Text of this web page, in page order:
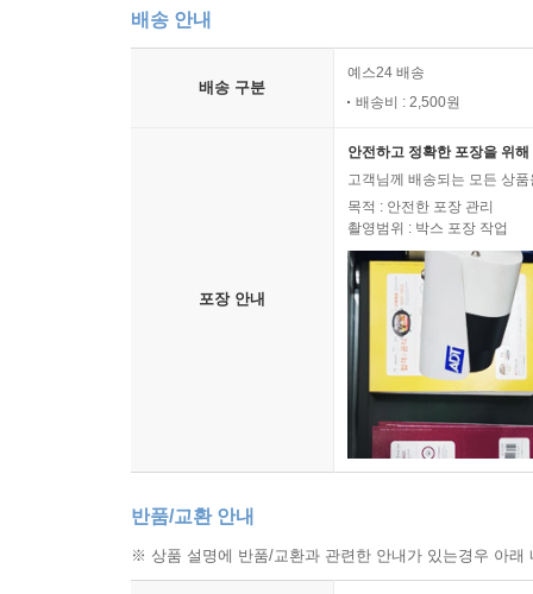
배송 안내
배송 구분
예스24 배송
배송비 : 2,500원
포장 안내
안전하고 정확한 포장을 위
고객님께 배송되는 모든 상
목적 : 안전한 포장 관리
촬영범위 : 박스 포장 작업
반품/교환 안내
※ 상품 설명에 반품/교환과 관련한 안내가 있는경우 아